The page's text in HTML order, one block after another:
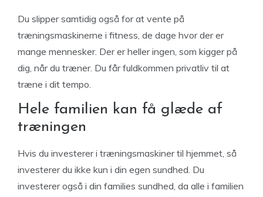
Du slipper samtidig også for at vente på
træningsmaskinerne i fitness, de dage hvor der er
mange mennesker. Der er heller ingen, som kigger på
dig, når du træner. Du får fuldkommen privatliv til at
træne i dit tempo.
Hele familien kan få glæde af
træningen
Hvis du investerer i træningsmaskiner til hjemmet, så
investerer du ikke kun i din egen sundhed. Du
investerer også i din families sundhed, da alle i familien